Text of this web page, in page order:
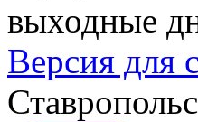
выходные
Версия для